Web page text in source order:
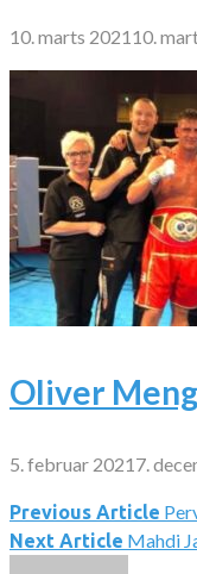
10. marts 2021 10.
Oliver
5. februar 2021 7.
Previous Article
Next Article Mahdi